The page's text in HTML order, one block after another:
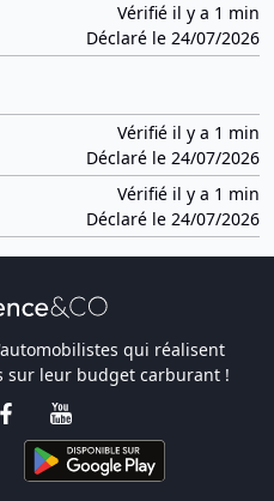
Vérifié il y a 1 min
Déclaré le 24/07/2026
Vérifié il y a 1 min
Déclaré le 24/07/2026
Vérifié il y a 1 min
Déclaré le 24/07/2026
qui réalisent
sur leur budget carburant !